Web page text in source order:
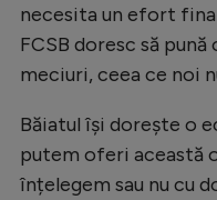
Rugby
Ciclism
JO 2024
JO 2026
necesita un efort
FCSB doresc să pună
meciuri, ceea ce noi
Băiatul își dorește o
putem oferi această
înțelegem sau nu cu